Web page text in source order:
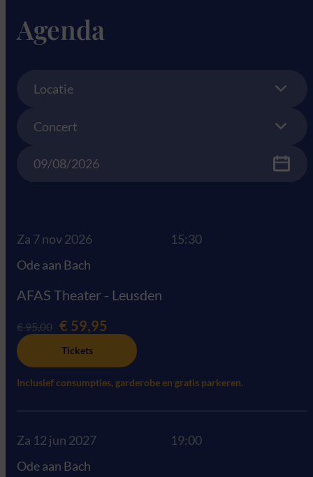
Agenda
Locatie
Concert
Za 7 nov 2026
15:30
Ode aan Bach
AFAS Theater - Leusden
€ 95,00 € 59,95
Tickets
Inclusief consumpties, garderobe en gratis parkeren.
Za 12 jun 2027
19:00
Ode aan Bach